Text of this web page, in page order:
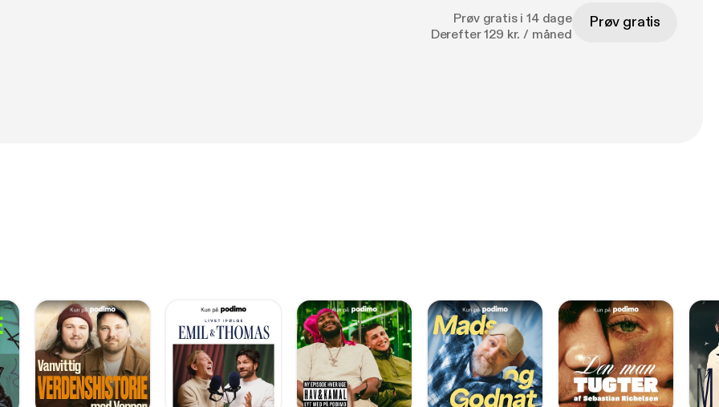
Prøv gratis i 14 dage
Derefter 129 kr. / måned
Prøv gratis